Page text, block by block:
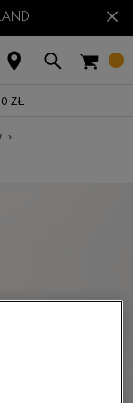
×
ZŁ
›